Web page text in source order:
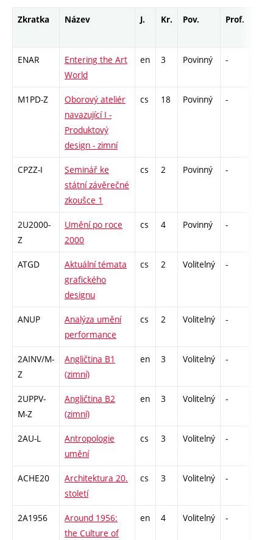
Zkratka Název J. Kr. Pov. Prof.
ENAR
Entering the Art
World
en 3 Povinný -
M1PD-Z
Oborový ateliér
navazující I -
Produktový
design - zimní
cs 18 Povinný -
CPZZ-I
Seminář ke
státní závěrečné
zkoušce 1
cs 2 Povinný -
2U2000-
Z
Umění po roce
2000
cs 4 Povinný -
ATGD
Aktuální témata
grafického
designu
cs 2 Volitelný -
ANUP
Analýza umění
performance
cs 2 Volitelný -
2AINV/M-
Z
Angličtina B1
(zimní)
en 3 Volitelný -
2UPPV-
M-Z
Angličtina B2
(zimní)
en 3 Volitelný -
2AU-L
Antropologie
umění
cs 3 Volitelný -
ACHE20
Architektura 20.
století
cs 3 Volitelný -
2A1956
Around 1956:
the Culture of
en 4 Volitelný -